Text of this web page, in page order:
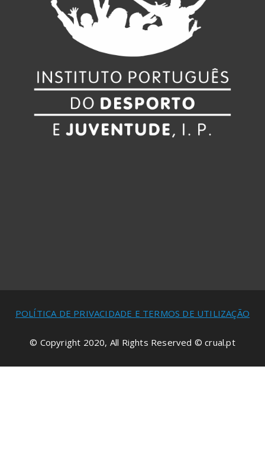
POLÍTICA DE PRIVACIDADE E TERMOS DE UTILIZAÇÃO
© Copyright 2020, All Rights Reserved © crual.pt